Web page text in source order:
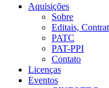
Aquisições
Sobre
Editais,
PATC
PAT-PPI
Contato
Licenças
Eventos